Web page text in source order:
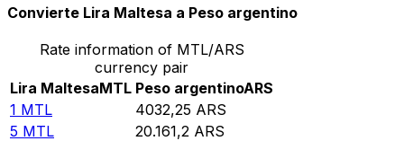
Convierte Lira Maltesa a Peso argentino
Rate information of MTL/ARS
currency pair
Lira MaltesaMTL Peso argentinoARS
1 MTL 4032,25 ARS
5 MTL 20.161,2 ARS